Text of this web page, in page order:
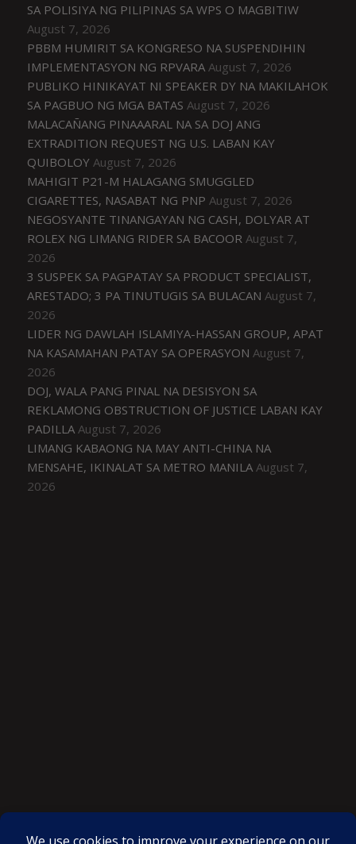
SA POLISIYA NG PILIPINAS SA WPS O MAGBITIW
August 7, 2026
PBBM HUMIRIT SA KONGRESO NA SUSPENDIHIN
IMPLEMENTASYON NG RPVARA August 7, 2026
PUBLIKO HINIKAYAT NI SPEAKER DY NA MAKILAHOK
SA PAGBUO NG MGA BATAS August 7, 2026
MALACAÑANG PINAAARAL NA SA DOJ ANG
EXTRADITION REQUEST NG U.S. LABAN KAY
QUIBOLOY August 7, 2026
MAHIGIT P21-M HALAGANG SMUGGLED
CIGARETTES, NASABAT NG PNP August 7, 2026
NEGOSYANTE TINANGAYAN NG CASH, DOLYAR AT
ROLEX NG LIMANG RIDER SA BACOOR August 7,
2026
3 SUSPEK SA PAGPATAY SA PRODUCT SPECIALIST,
ARESTADO; 3 PA TINUTUGIS SA BULACAN August 7,
2026
LIDER NG DAWLAH ISLAMIYA-HASSAN GROUP, APAT
NA KASAMAHAN PATAY SA OPERASYON August 7,
2026
DOJ, WALA PANG PINAL NA DESISYON SA
REKLAMONG OBSTRUCTION OF JUSTICE LABAN KAY
PADILLA August 7, 2026
LIMANG KABAONG NA MAY ANTI-CHINA NA
MENSAHE, IKINALAT SA METRO MANILA August 7,
2026